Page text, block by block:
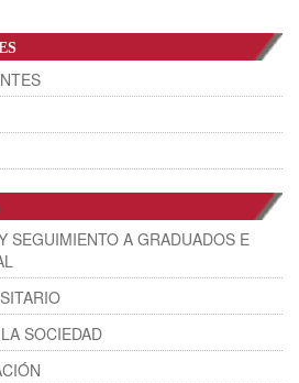
SEGUIMIENTO A GRADUADOS E
SOCIEDAD